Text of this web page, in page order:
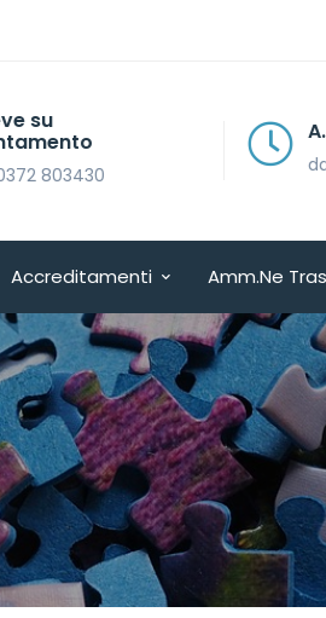
A.M. 08.30 >
da lunedì a
Accreditamenti Amm.ne